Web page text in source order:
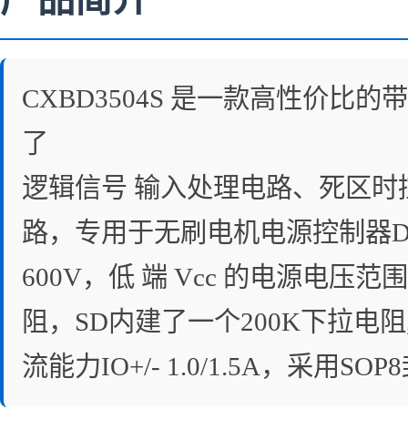
CXBD3504S 是一款高性价比的
了
逻辑信号 输入处理电路、死区
路，专用于无刷电机电源控制器
600V，低 端 Vcc 的电源电压范
阻，SD内建了一个200K下拉电
流能力IO+/- 1.0/1.5A，采用